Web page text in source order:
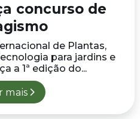
concurso de
de Plantas,
para jardins e
a 1ª edição do...
mais